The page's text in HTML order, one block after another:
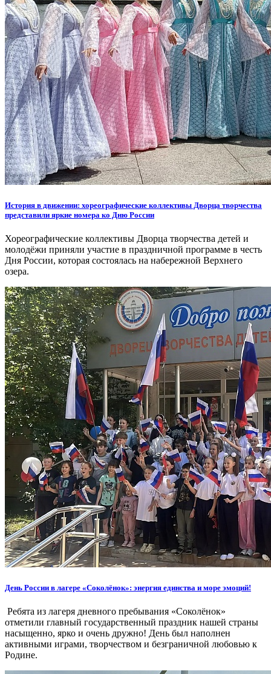
История в движении: хореографические коллективы Дворца творчества
представили яркие номера ко Дню России
Хореографические коллективы Дворца творчества детей и
молодёжи приняли участие в праздничной программе в честь
Дня России, которая состоялась на набережной Верхнего
озера.
День России в лагере «Соколёнок»: энергия единства и море эмоций!
Ребята из лагеря дневного пребывания «Соколёнок»
отметили главный государственный праздник нашей страны
насыщенно, ярко и очень дружно! День был наполнен
активными играми, творчеством и безграничной любовью к
Родине.